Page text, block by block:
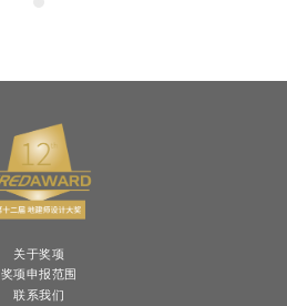
关于奖项
奖项申报范围
联系我们